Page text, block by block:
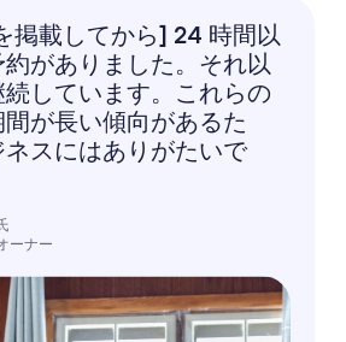
掲載してから] 24 時間以
がありました。それ以
しています。これらの
が長い傾向があるた
スにはありがたいで
ーナー